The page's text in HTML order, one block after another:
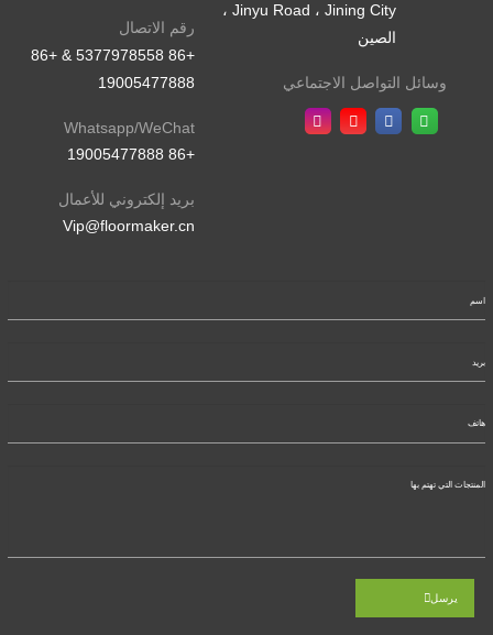
رقم الاتصال
+86 5377978558 & +86
19005477888
Whatsapp/WeChat
+86 19005477888
بريد إلكتروني للأعمال
Vip@floormaker.cn
Jinyu Road ، Jining City ،
الصين
وسائل التواصل الاجتماعي
يرسل